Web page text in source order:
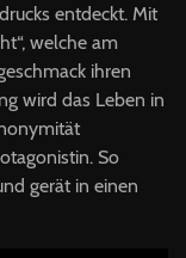
entdeckt. Mit
welche am
ihren
wird das Leben in
So
gerät in einen